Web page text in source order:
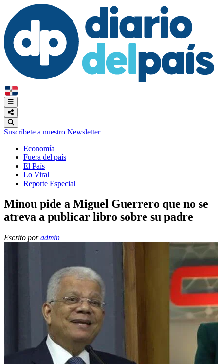
Suscríbete a nuestro Newsletter
Economía
Fuera del país
El País
Lo Viral
Reporte Especial
Minou pide a Miguel Guerrero que no se
atreva a publicar libro sobre su padre
Escrito poradmin